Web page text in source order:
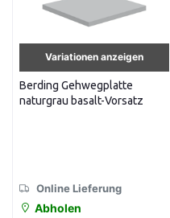
Variationen anzeigen
Berding Gehwegplatte
naturgrau basalt-Vorsatz
Online Lieferung
Abholen